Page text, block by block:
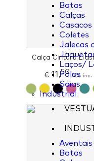
Batas
Calças
Casacos
Coletes
Jalecas
Laços/
Pólos
Saias
Industrial
Aventais
Batas
Calça Cintura
€11,50 IVA inc.